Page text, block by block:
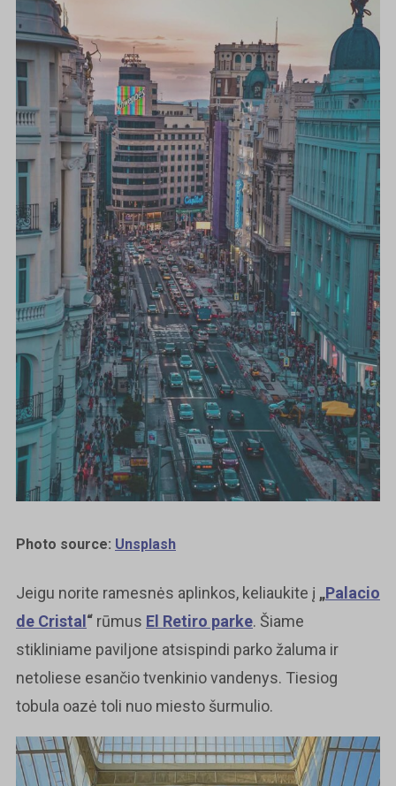
Photo source: Unsplash
Jeigu norite ramesnės aplinkos, keliaukite į „Palacio
de Cristal “ rūmus El Retiro parke. Šiame
stikliniame paviljone atsispindi parko žaluma ir
netoliese esančio tvenkinio vandenys. Tiesiog
tobula oazė toli nuo miesto šurmulio.